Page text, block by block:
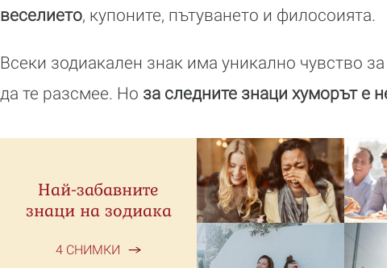
веселието, купоните, пътуването и филосоията.
Всеки зодиакален знак има уникално чувство
да те разсмее. Но за следните знаци хуморът е
Най-забавните
знаци на зодиака
4 СНИМКИ